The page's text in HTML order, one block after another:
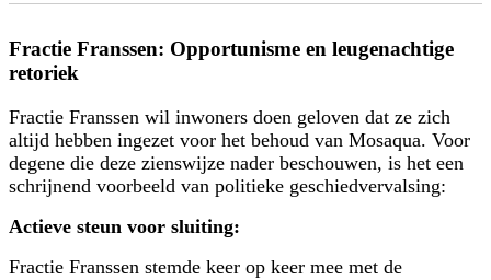
Fractie Franssen: Opportunisme en leugenachtige
retoriek
Fractie Franssen wil inwoners doen geloven dat ze zich
altijd hebben ingezet voor het behoud van Mosaqua. Voor
degene die deze zienswijze nader beschouwen, is het een
schrijnend voorbeeld van politieke geschiedvervalsing:
Actieve steun voor sluiting:
Fractie Franssen stemde keer op keer mee met de